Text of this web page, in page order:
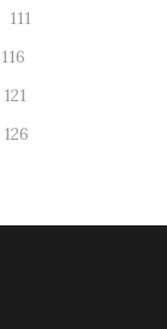
111
116
121
126